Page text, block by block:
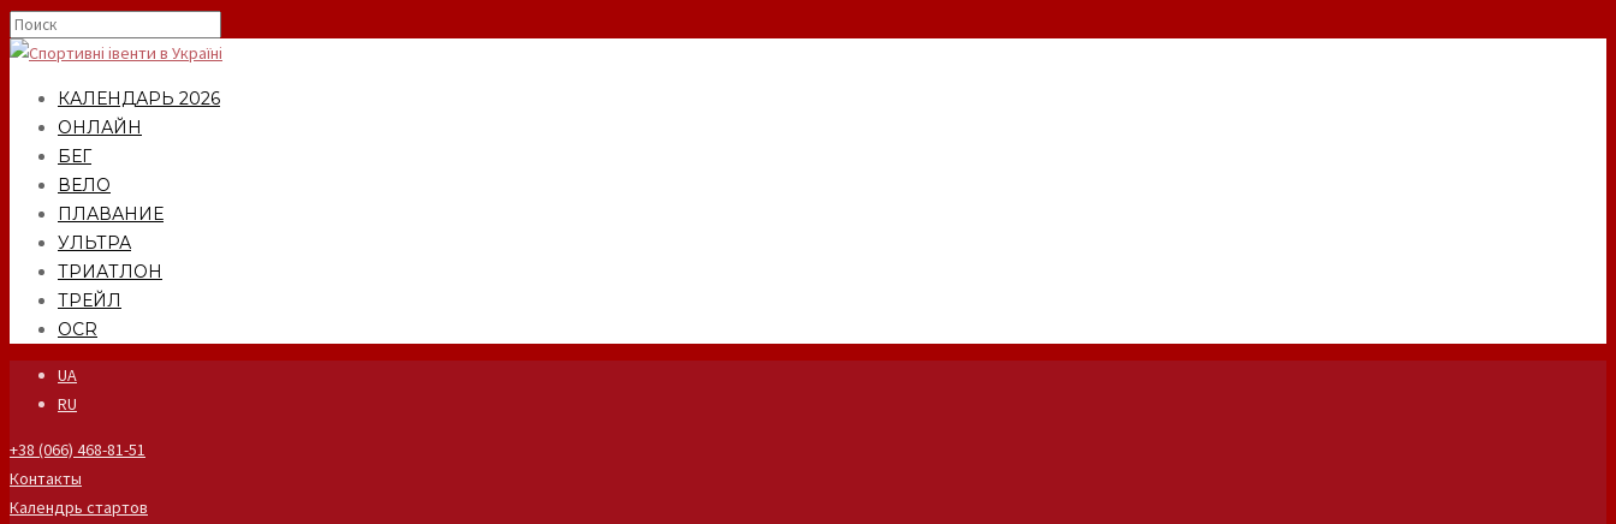
КАЛЕНДАРЬ 2026
ОНЛАЙН
БЕГ
ВЕЛО
ПЛАВАНИЕ
УЛЬТРА
ТРИАТЛОН
ТРЕЙЛ
OCR
UA
RU
+38 (066) 468-81-51
Контакты
Календрь стартов